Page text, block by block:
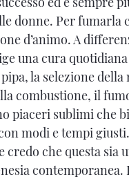
donne. Per fumarla
d’animo. A
una cura
la selezione della
combustione, il
piaceri sublimi che
modi e tempi
credo che questa sia
contemporanea.